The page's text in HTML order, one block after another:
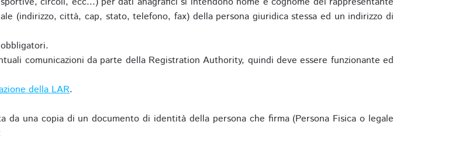
(indirizzo, città, cap, stato, telefono, fax) della persona giuridica stessa ed un indirizzo di
comunicazioni da parte della Registration Authority, quindi deve essere funzionante ed
della LAR.
da una copia di un documento di identità della persona che firma (Persona Fisica o legale